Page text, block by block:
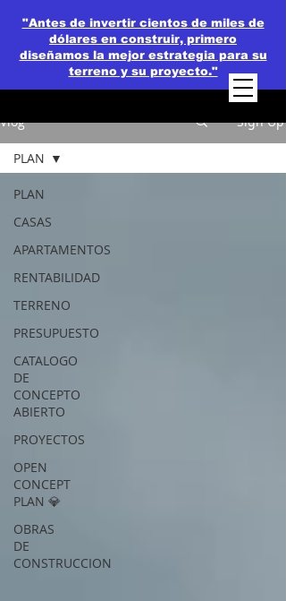
"Antes de invertir cientos de miles de
dólares en construir, primero
diseñamos la mejor estrategia para su
terreno y su proyecto."
Vlog Sign Up
PLAN
CASAS
APARTAMENTOS
RENTABILIDAD
TERRENO
PRESUPUESTO
CATALOGO
DE
CONCEPTO
ABIERTO
PROYECTOS
OPEN
CONCEPT
PLAN 💎
OBRAS
DE
CONSTRUCCION
PLAN